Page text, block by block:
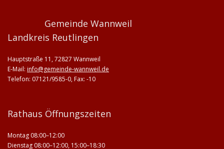
Gemeinde Wannweil
Landkreis Reutlingen
Hauptstraße 11, 72827 Wannweil
E-Mail: info@gemeinde-wannweil.de
Telefon: 07121/9585-0, Fax: -10
Rathaus Öffnungszeiten
Montag 08:00–12:00
Dienstag 08:00–12:00, 15:00–18:30